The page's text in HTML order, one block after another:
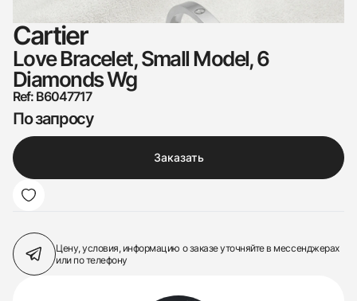
Cartier
Love Bracelet, Small Model, 6
Diamonds Wg
Ref: B6047717
По запросу
Заказать
Цену, условия, информацию о заказеуточняйте в мессенджерах
или по телефону